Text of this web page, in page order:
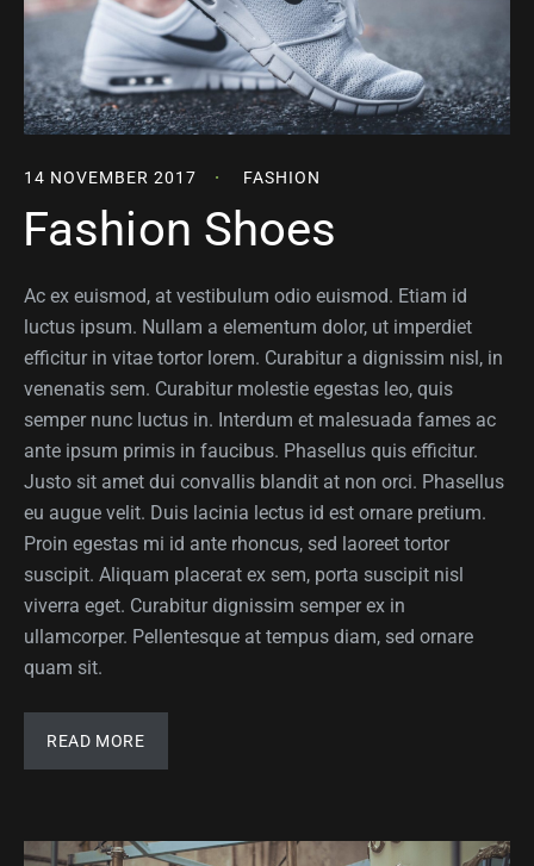
14 NOVEMBER 2017 FASHION
Fashion Shoes
Ac ex euismod, at vestibulum odio euismod. Etiam id
luctus ipsum. Nullam a elementum dolor, ut imperdiet
efficitur in vitae tortor lorem. Curabitur a dignissim nisl, in
venenatis sem. Curabitur molestie egestas leo, quis
semper nunc luctus in. Interdum et malesuada fames ac
ante ipsum primis in faucibus. Phasellus quis efficitur.
Justo sit amet dui convallis blandit at non orci. Phasellus
eu augue velit. Duis lacinia lectus id est ornare pretium.
Proin egestas mi id ante rhoncus, sed laoreet tortor
suscipit. Aliquam placerat ex sem, porta suscipit nisl
viverra eget. Curabitur dignissim semper ex in
ullamcorper. Pellentesque at tempus diam, sed ornare
quam sit.
READ MORE